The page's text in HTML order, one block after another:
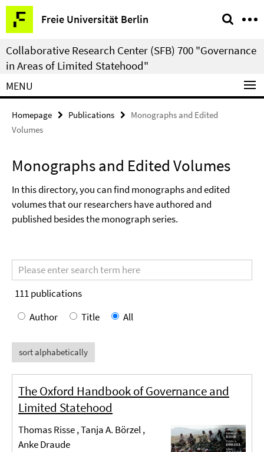
Springe
direkt
zu
Inhalt
Freie Universität Berlin
Service
Navigation
Collaborative Research Center (SFB) 700 "Governance
in Areas of Limited Statehood"
MENU
Homepage Publications
Monographs and Edited
Volumes
Monographs and Edited Volumes
In this directory, you can find monographs and edited
volumes that our researchers have authored and
published besides the monograph series.
Search
terms
111publications
Author
Title All
sort alphabetically
The Oxford Handbook of Governance and
Limited Statehood
Thomas Risse , Tanja A. Börzel ,
Anke Draude